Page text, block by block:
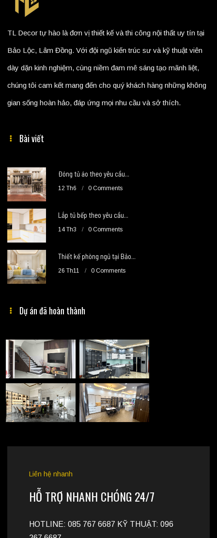
TL Decor tự hào là đơn vị thiết kế và thi công nội thất uy tín tại
Bảo Lộc, Lâm Đồng. Với đội ngũ kiến trúc sư và kỹ thuật viên
dày dặn kinh nghiệm, cùng niềm đam mê sáng tạo mãnh liệt,
chúng tôi cam kết mang đến cho quý khách hàng những không
gian sống hoàn hảo, đáp ứng mọi nhu cầu và sở thích.
Bài viết
Đóng tủ áo theo yêu cầu...
12 Th6 0 Comments
Lắp tủ bếp theo yêu cầu...
14 Th3 0 Comments
Thiết kế phòng ngủ tại Bảo...
26 Th11 0 Comments
Dự án đã hoàn thành
Liên hệ nhanh
HỖ TRỢ NHANH CHÓNG 24/7
HOTLINE: 085 767 6687 KỸ THUẬT: 096